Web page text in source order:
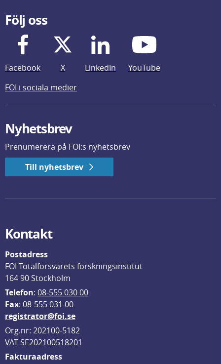
Följ oss
Facebook X LinkedIn
YouTube
FOI i sociala medier
Nyhetsbrev
Prenumerera på FOI:s nyhetsbrev
Till nyhetsbrev
Kontakt
Postadress
FOI Totalförsvarets forskningsinstitut
164 90 Stockholm
Telefon: 08-555 030 00
Fax: 08-555 031 00
registrator@foi.se
Org.nr: 202100-5182
VAT SE202100518201
Fakturaadress